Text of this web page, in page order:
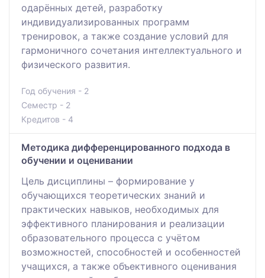
одарённых детей, разработку
индивидуализированных программ
тренировок, а также создание условий для
гармоничного сочетания интеллектуального и
физического развития.
Год обучения - 2
Семестр - 2
Кредитов - 4
Методика дифференцированного подхода в
обучении и оценивании
Цель дисциплины – формирование у
обучающихся теоретических знаний и
практических навыков, необходимых для
эффективного планирования и реализации
образовательного процесса с учётом
возможностей, способностей и особенностей
учащихся, а также объективного оценивания